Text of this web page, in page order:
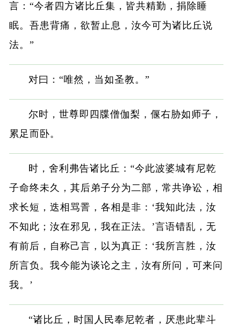
言：“今者四方诸比丘集，皆共精勤，捐除睡
眠。吾患背痛，欲暂止息，汝今可为诸比丘说
法。”
对曰：“唯然，当如圣教。”
尔时，世尊即四牒僧伽梨，偃右胁如师子，
累足而卧。
时，舍利弗告诸比丘：“今此波婆城有尼乾
子命终未久，其后弟子分为二部，常共诤讼，相
求长短，迭相骂詈，各相是非：‘我知此法，汝
不知此；汝在邪见，我在正法。’言语错乱，无
有前后，自称己言，以为真正：‘我所言胜，汝
所言负。我今能为谈论之主，汝有所问，可来问
我。’
“诸比丘，时国人民奉尼乾者，厌患此辈斗